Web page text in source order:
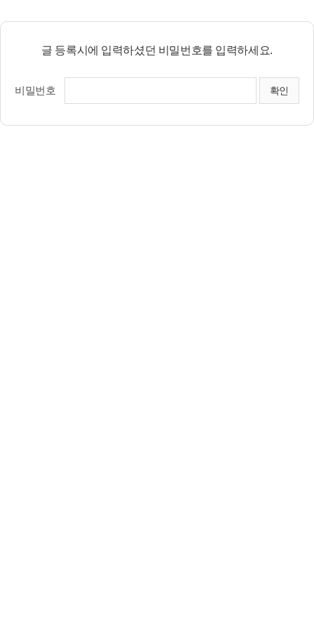
글 등록시에 입력하셨던 비밀번호를 입력하세요.
비밀번호